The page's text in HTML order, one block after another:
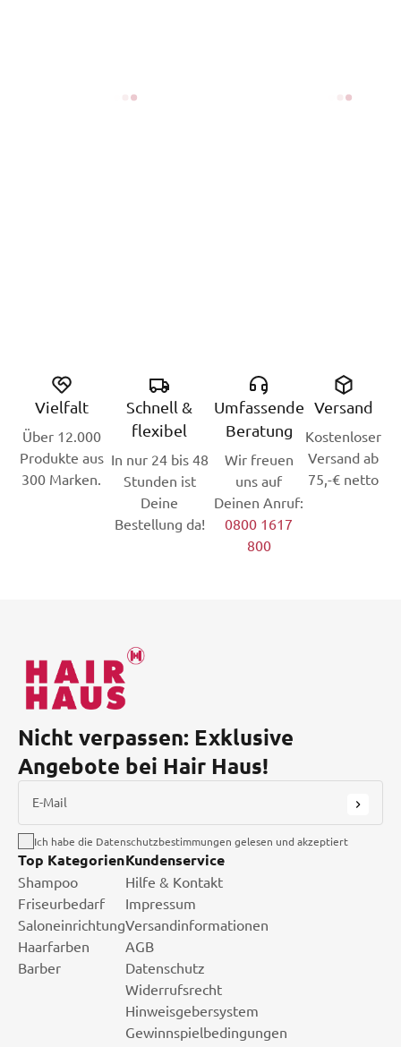
Vielfalt
Über 12.000
Produkte aus
300 Marken.
Schnell &
flexibel
In nur 24 bis 48
Stunden ist
Deine
Bestellung da!
Umfassende
Beratung
Wir freuen
uns auf
Deinen Anruf:
0800 1617
800
Versand
Kostenloser
Versand ab
75,-€ netto
Nicht verpassen: Exklusive
Angebote bei Hair Haus!
E-Mail
Ich habe die Datenschutzbestimmungen gelesen und akzeptiert
Top Kategorien
Shampoo
Friseurbedarf
Saloneinrichtung
Haarfarben
Barber
Kundenservice
Hilfe & Kontakt
Impressum
Versandinformationen
AGB
Datenschutz
Widerrufsrecht
Hinweisgebersystem
Gewinnspielbedingungen